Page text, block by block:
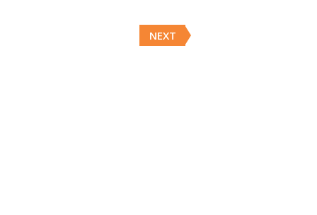
navigation
NEXT